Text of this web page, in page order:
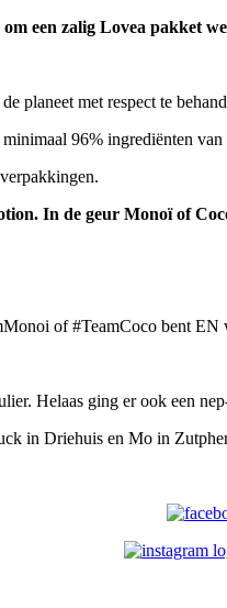
een zalig Lovea pakket
planeet met respect te
96% ingrediënten
In de geur Monoï of
of #TeamCoco bent EN
Helaas ging er ook een
in Driehuis en Mo in